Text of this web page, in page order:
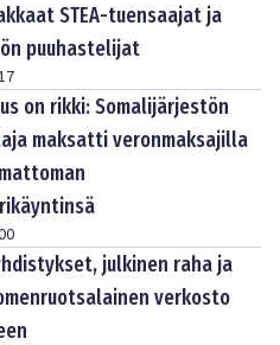
STEA-tuensaajat ja
puuhastelijat
on rikki: Somalijärjestön
maksatti veronmaksajilla
julkinen raha ja
verkosto